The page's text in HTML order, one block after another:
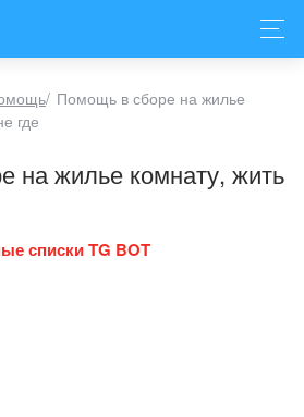
/ Помощь в сборе на жилье
где
на жилье комнату, жить
списки TG BOT